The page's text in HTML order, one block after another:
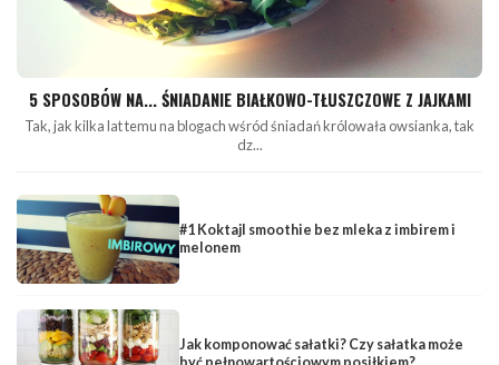
5 SPOSOBÓW NA... ŚNIADANIE BIAŁKOWO-TŁUSZCZOWE Z JAJKAMI
Tak, jak kilka lat temu na blogach wśród śniadań królowała owsianka, tak
dz...
#1 Koktajl smoothie bez mleka z imbirem i
melonem
Jak komponować sałatki? Czy sałatka może